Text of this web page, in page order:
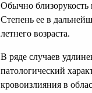
Обычно близорукость
Степень ее в
летнего возраста.
В ряде случаев
патологический
кровоизлияния в